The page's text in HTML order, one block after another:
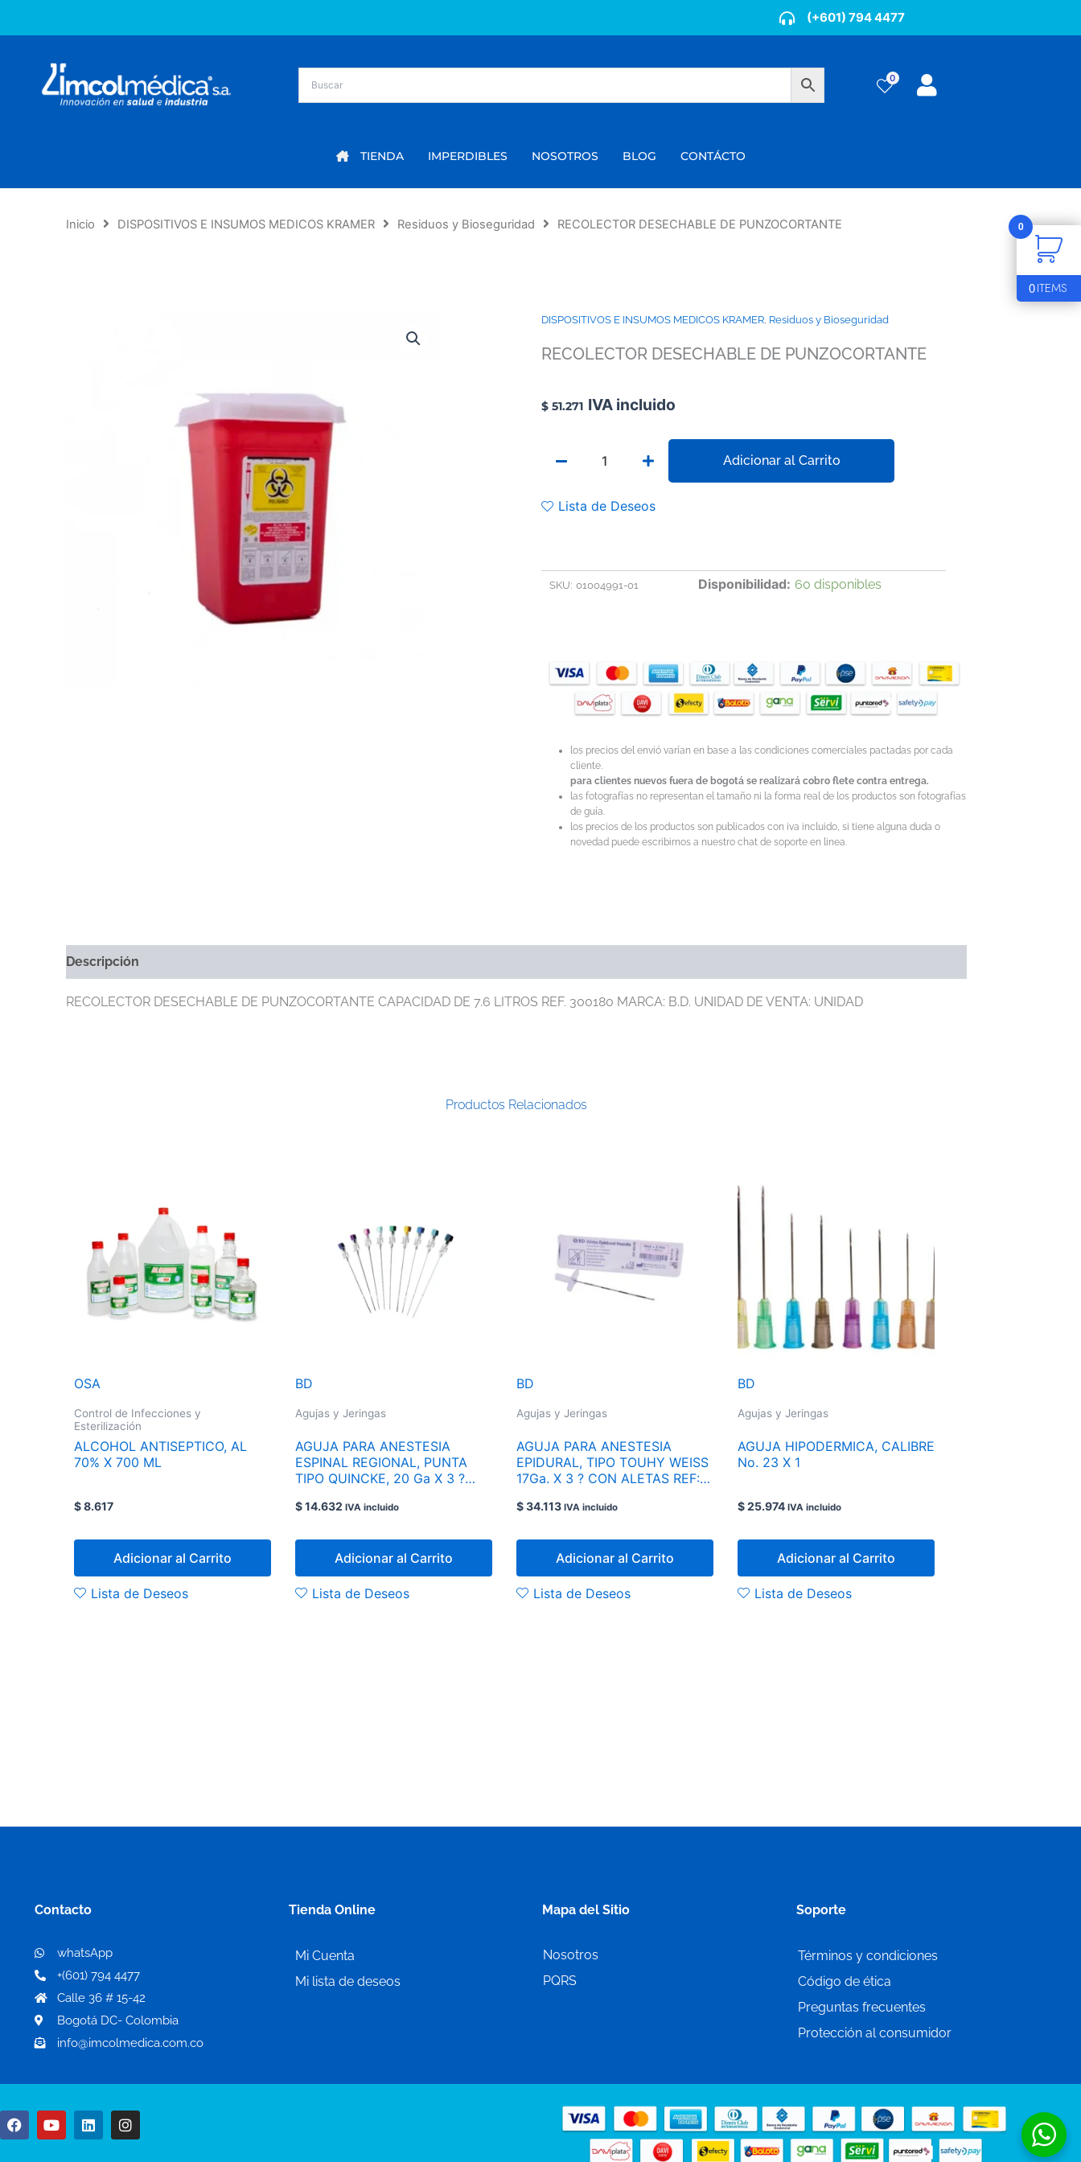
(+601) 794 4477
0
TIENDA IMPERDIBLES NOSOTROS BLOG CONTÁCTO
Inicio DISPOSITIVOS E INSUMOS MEDICOS KRAMER Residuos y Bioseguridad RECOLECTOR DESECHABLE DE PUNZOCORTANTE
DISPOSITIVOS E INSUMOS MEDICOS KRAMER Residuos y Bioseguridad
RECOLECTOR DESECHABLE DE PUNZOCORTANTE
$ 51.271 IVA incluido
DESECHABLE
cantidad
Adicionar al Carrito
Lista de Deseos
SKU: 01004991-01 Disponibilidad: 60 disponibles
los precios del envió varían en base a las condiciones comerciales pactadas por cada
cliente.
para clientes nuevos fuera de bogotá se realizará cobro flete contra entrega.
las fotografías no representan el tamaño ni la forma real de los productos son fotografías
de guía.
los precios de los productos son publicados con iva incluido, si tiene alguna duda o
novedad puede escribirnos a nuestro chat de soporte en linea.
Descripción
RECOLECTOR DESECHABLE DE PUNZOCORTANTE CAPACIDAD DE 7.6 LITROS REF. 300180 MARCA: B.D. UNIDAD DE VENTA: UNIDAD
Productos Relacionados
OSA
Control de Infecciones y
Esterilización
ALCOHOL ANTISEPTICO, AL
70% X 700 ML
$8.617
Adicionar al Carrito
Lista de Deseos
BD
Agujas y Jeringas
AGUJA PARA ANESTESIA
ESPINAL REGIONAL, PUNTA
TIPO QUINCKE, 20 Ga X 3 ?
$14.632 IVA incluido
Adicionar al Carrito
Lista de Deseos
BD
Agujas y Jeringas
AGUJA PARA ANESTESIA
EPIDURAL, TIPO TOUHY WEISS
17Ga. X 3 ? CON ALETAS REF:
$34.113 IVA incluido
Adicionar al Carrito
Lista de Deseos
BD
Agujas y Jeringas
AGUJA HIPODERMICA, CALIBRE
No. 23 X 1
$25.974 IVA incluido
Adicionar al Carrito
Lista de Deseos
Contacto
whatsApp
+(601) 794 4477
Calle 36 # 15-42
Bogotá DC- Colombia
info@imcolmedica.com.co
Tienda Online
Mi Cuenta
Mi lista de deseos
Mapa del Sitio
Nosotros
PQRS
Soporte
Términos y condiciones
Código de ética
Preguntas frecuentes
Protección al consumidor
F
a
c
Y
o
u
L
i
n
I
n
s
0
0ITEMS